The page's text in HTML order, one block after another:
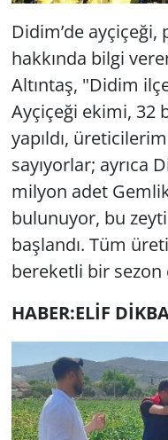
Didim’de
hakkında bilgi
Altıntaş, "Didim
Ayçiçeği ekimi, 32
yapıldı,
sayıyorlar; ayrıca
milyon adet
bulunuyor, bu
başlandı. Tüm
bereketli bir
HABER:ELİF